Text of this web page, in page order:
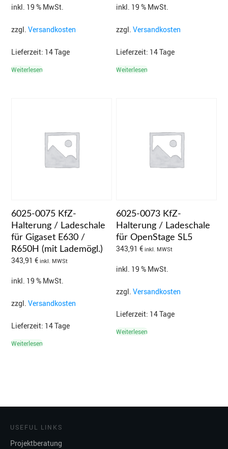
inkl. 19 % MwSt.
zzgl. Versandkosten
Lieferzeit: 14 Tage
Weiterlesen
inkl. 19 % MwSt.
zzgl.Versandkosten
Lieferzeit: 14 Tage
Weiterlesen
6025-0075 KfZ-
Halterung / Ladeschale
für Gigaset E630 /
R650H (mit Lademögl.)
343,91 € inkl. MWSt
inkl. 19 % MwSt.
zzgl. Versandkosten
Lieferzeit: 14 Tage
Weiterlesen
6025-0073 KfZ-
Halterung / Ladeschale
für OpenStage SL5
343,91€ inkl. MWSt
inkl. 19 % MwSt.
zzgl.Versandkosten
Lieferzeit: 14 Tage
Weiterlesen
USEFUL LINKS
Projektberatung